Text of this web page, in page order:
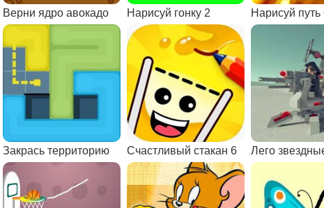
Верни ядро авокадо Нарисуй гонку 2 Нарисуй
Закрась территорию Счастливый стакан 6